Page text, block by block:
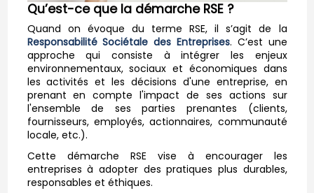
Qu’est-ce que la démarche RSE ?
Quand on évoque du terme RSE, il s’agit de la
Responsabilité Sociétale des Entreprises. C’est une
approche qui consiste à intégrer les enjeux
environnementaux, sociaux et économiques dans
les activités et les décisions d'une entreprise, en
prenant en compte l'impact de ses actions sur
l'ensemble de ses parties prenantes (clients,
fournisseurs, employés, actionnaires, communauté
locale, etc.).
Cette démarche RSE vise à encourager les
entreprises à adopter des pratiques plus durables,
responsables et éthiques.